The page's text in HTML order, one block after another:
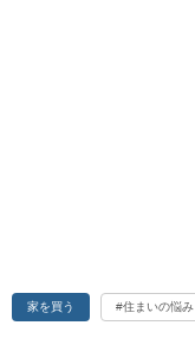
家を買う #住まいの悩み